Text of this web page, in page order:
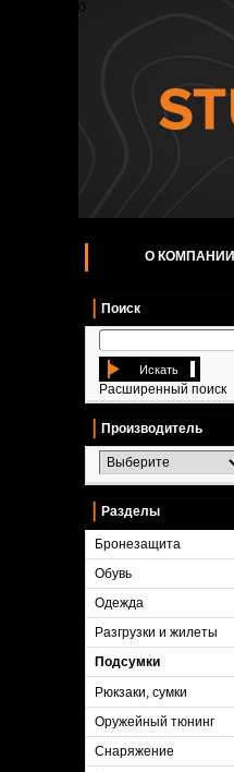
0
О КОМПАНИИ
Поиск
Искать
Расширенный поиск
Производитель
Разделы
Бронезащита
Обувь
Одежда
Разгрузки и жилеты
Подсумки
Рюкзаки, сумки
Оружейный тюнинг
Снаряжение